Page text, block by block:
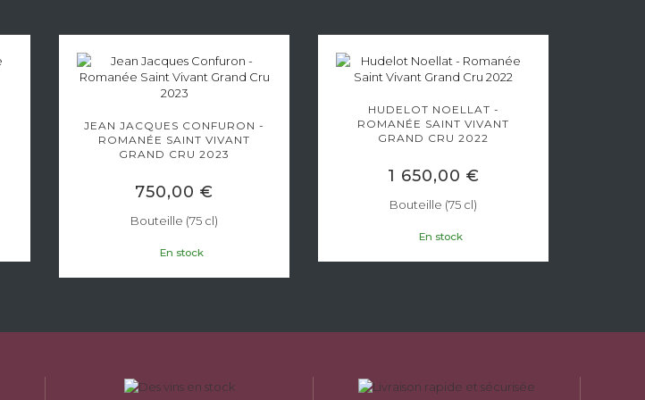
JEAN JACQUES CONFURON -
ROMANÉE SAINT VIVANT
GRAND CRU 2023
750,00 €
Bouteille (75 cl)
En stock
HUDELOT NOELLAT -
ROMANÉE SAINT VIVANT
GRAND CRU 2022
1 650,00 €
Bouteille (75 cl)
En stock